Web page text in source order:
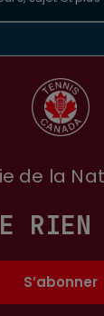
de la
RIEN
S’abonner